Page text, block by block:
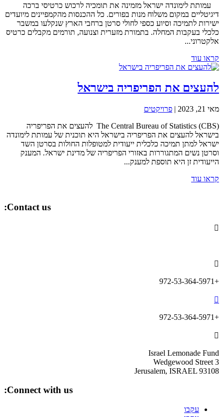
עמותת לימונדה ישראל מזמינה את תומכיה לרכוש כרטיסי ברכה
דיגיטליים במקום משלוח מנות בפורים. כל ההכנסות מהקמפיינים מיועדים
ישירות לתמיכה וסיוע כספי לחולי סרטן ברחבי הארץ שנקלעו במשבר
כלכלי בעקבות המחלה. בתמורת מזערית וצנועה, תורמים מקבלים כרטיס
אלקטרוני...
קראו עוד
להעצים את הפריפריה בישראל
מאי 21, 2023 | פרויקטים
The Central Bureau of Statistics (CBS) להעצים את הפריפריה
בישראל להעצים את הפריפריה בישראל היא תוכנית של עמותת לימונדה
ישראל למתן תמיכה כלכלית ייעודית למטופלות החולות בסרטן השד
וסרטן נשים המתגוררות באזורי הפריפריה של מדינת ישראל. המענק
הייעודית זן היא תוספת למענק...
קראו עוד
Contact us:


+972-53-364-5971

+972-53-364-5971

Israel Lemonade Fund
3 Wedgewood Street
Jerusalem, ISRAEL 93108
Connect with us:
עקבו